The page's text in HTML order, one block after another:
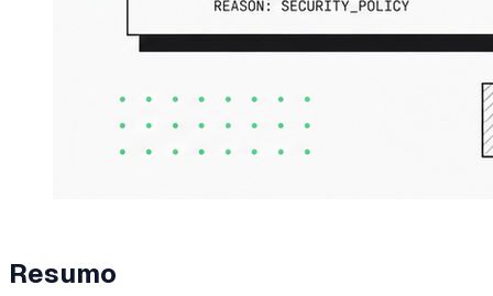
Resumo